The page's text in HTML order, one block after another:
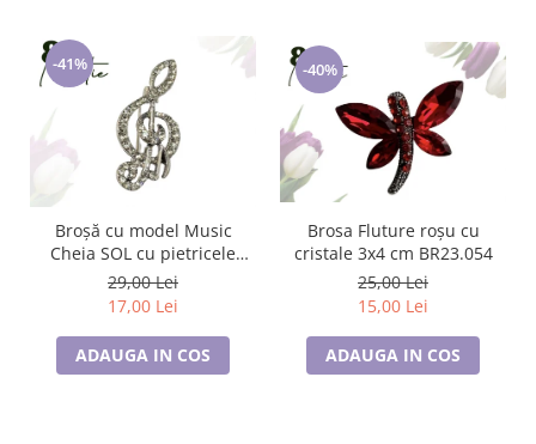
-41%
Broșă cu model Music
Cheia SOL cu pietricele
albe, SC23.084
29,00 Lei
17,00 Lei
ADAUGA IN COS
-40%
Brosa Fluture roșu cu
cristale 3x4 cm BR23.054
25,00 Lei
15,00 Lei
ADAUGA IN COS